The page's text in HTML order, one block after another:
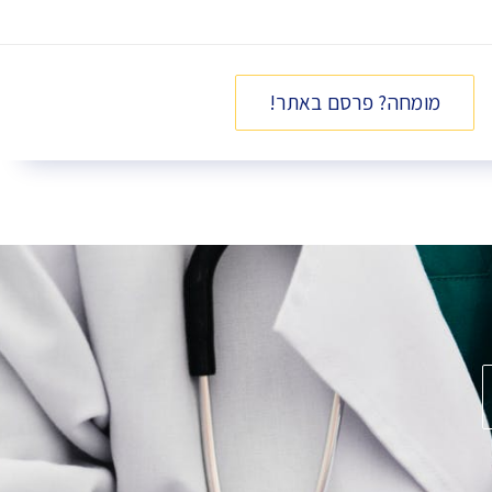
מומחה? פרסם באתר!